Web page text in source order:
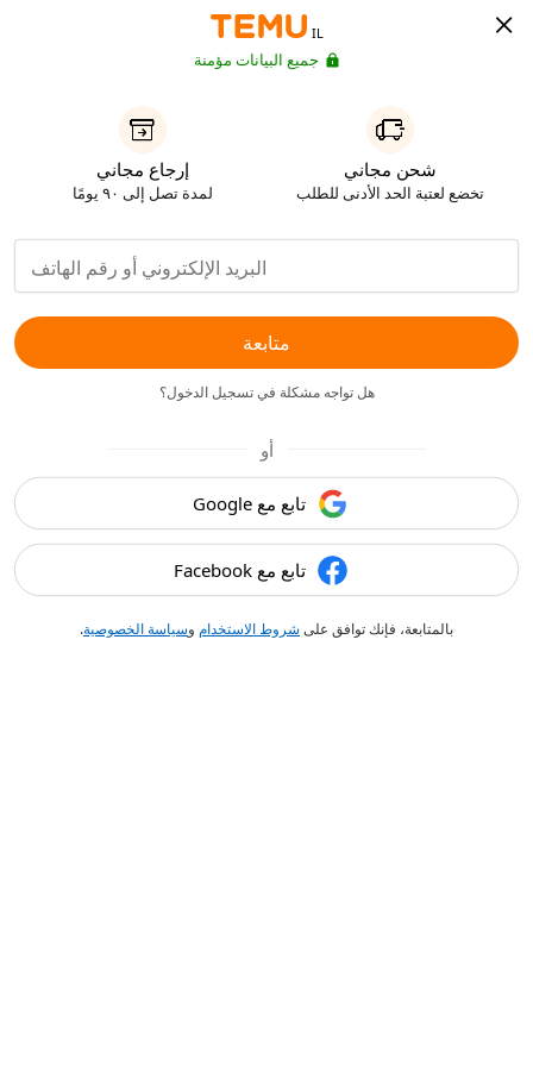
IL
جميع البيانات مؤمنة
شحن مجاني
تخضع لعتبة الحد الأدنى للطلب
إرجاع مجاني
لمدة تصل إلى ٩٠ يومًا
متابعة
هل تواجه مشكلة في تسجيل الدخول؟
أو
تابع مع Google
تابع مع Facebook
بالمتابعة، فإنك توافق على شروط الاستخدام وسياسة الخصوصية.